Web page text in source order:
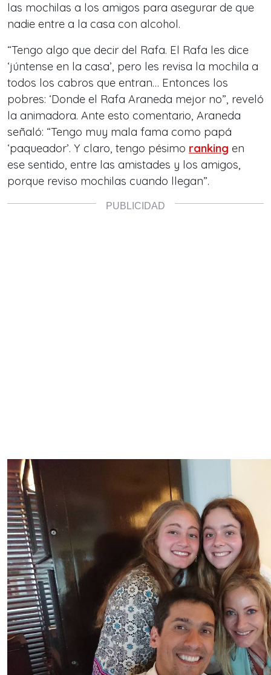
las mochilas a los amigos para asegurar de que
nadie entre a la casa con alcohol.
“Tengo algo que decir del Rafa. El Rafa les dice
‘júntense en la casa’, pero les revisa la mochila a
todos los cabros que entran… Entonces los
pobres: ‘Donde el Rafa Araneda mejor no”, reveló
la animadora. Ante esto comentario, Araneda
señaló: “Tengo muy mala fama como papá
‘paqueador’. Y claro, tengo pésimo ranking en
ese sentido, entre las amistades y los amigos,
porque reviso mochilas cuando llegan”.